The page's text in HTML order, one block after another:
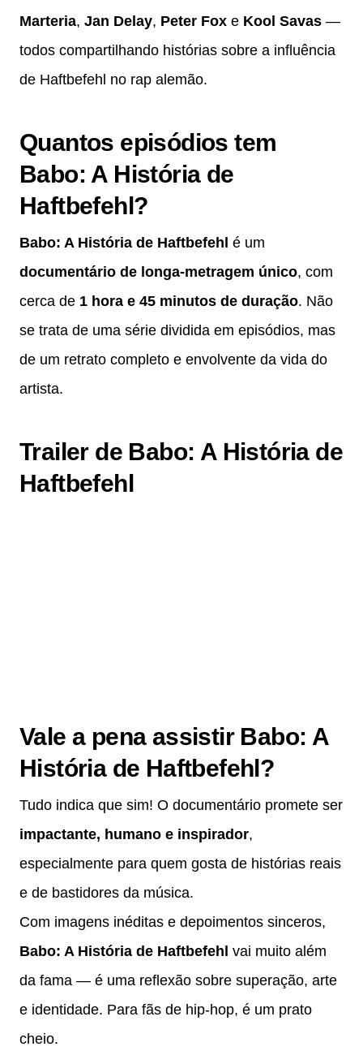
Marteria, Jan Delay, Peter Fox e Kool Savas —
todos compartilhando histórias sobre a influência
de Haftbefehl no rap alemão.
Quantos episódios tem
Babo: A História de
Haftbefehl?
Babo: A História de Haftbefehl é um
documentário de longa-metragem único, com
cerca de 1 hora e 45 minutos de duração. Não
se trata de uma série dividida em episódios, mas
de um retrato completo e envolvente da vida do
artista.
Trailer de Babo: A História de
Haftbefehl
Vale a pena assistir Babo: A
História de Haftbefehl?
Tudo indica que sim! O documentário promete ser
impactante, humano e inspirador,
especialmente para quem gosta de histórias reais
e de bastidores da música.
Com imagens inéditas e depoimentos sinceros,
Babo: A História de Haftbefehl vai muito além
da fama — é uma reflexão sobre superação, arte
e identidade. Para fãs de hip-hop, é um prato
cheio.